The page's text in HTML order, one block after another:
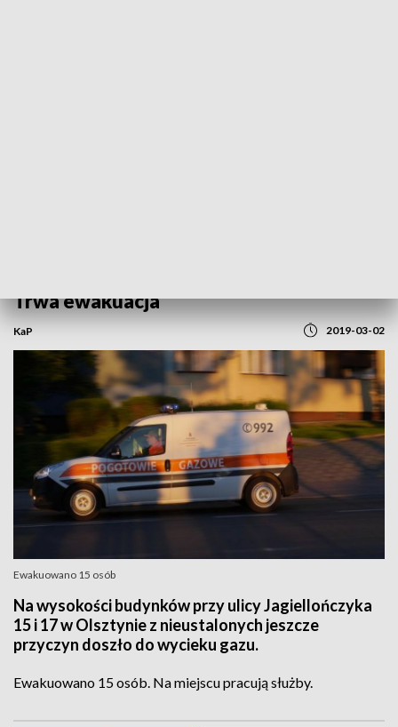
Trwa ewakuacja
KaP 2019-03-02
Ewakuowano 15 osób
Na wysokości budynków przy ulicy Jagiellończyka
15 i 17 w Olsztynie z nieustalonych jeszcze
przyczyn doszło do wycieku gazu.
Ewakuowano 15 osób. Na miejscu pracują służby.